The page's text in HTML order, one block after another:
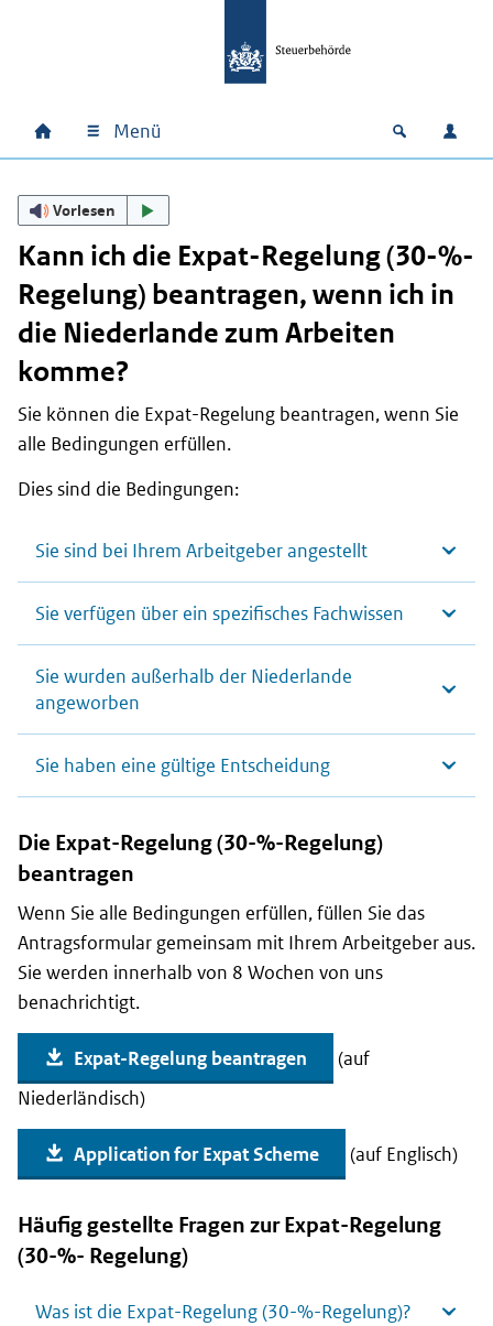
Hauptnavigation
Home Menü Open
Vorlesen
Kann ich die Expat-Regelung (30-%-
Regelung) beantragen, wenn ich in
die Niederlande zum Arbeiten
komme?
Sie können die Expat-Regelung beantragen, wenn Sie
alle Bedingungen erfüllen.
Dies sind die Bedingungen:
Sie sind bei Ihrem Arbeitgeber angestellt
Sie verfügen über ein spezifisches Fachwissen
Sie wurden außerhalb der Niederlande
angeworben
Sie haben eine gültige Entscheidung
Die Expat-Regelung (30-%-Regelung)
beantragen
Wenn Sie alle Bedingungen erfüllen, füllen Sie das
Antragsformular gemeinsam mit Ihrem Arbeitgeber aus.
Sie werden innerhalb von 8 Wochen von uns
benachrichtigt.
Expat-Regelung beantragen
(auf
Niederländisch)
Application for Expat Scheme (auf Englisch)
Häufig gestellte Fragen zur Expat-Regelung
(30-%- Regelung)
Was ist die Expat-Regelung (30-%-Regelung)?